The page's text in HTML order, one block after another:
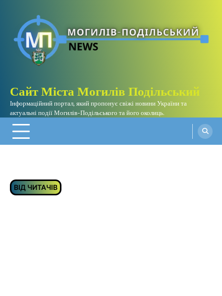
вмісту
Сайт Міста Могилів Подільський
Інформаційний портал, який пропонує свіжі новини України та
актуальні події Могилів-Подільського та його околиць.
ВІД ЧИТАЧІВ